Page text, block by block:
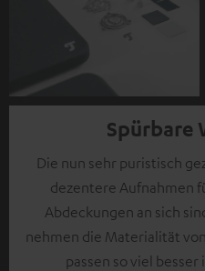
Spürbare
Die nun sehr puristisch
dezentere Aufnahmen
Abdeckungen an sich
nehmen die Materialität
passen so viel